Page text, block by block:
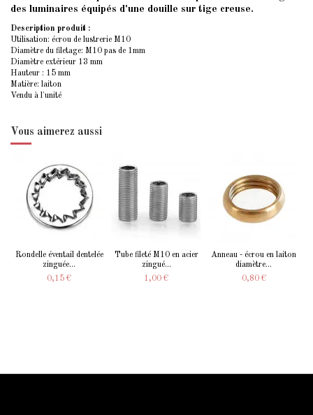
des luminaires équipés d'une douille sur tige creuse.
Description produit :
Utilisation: écrou de lustrerie M10
Diamètre du filetage: M10 pas de 1mm
Diamètre extérieur 13 mm
Hauteur : 15 mm
Matière: laiton
Vendu à l'unité
Vous aimerez aussi
Rondelle éventail dentelée
zinguée...
0,15 €
Tube fileté M10 en acier
zingué...
1,00 €
Anneau - écrou en laiton
diamètre...
0,80 €